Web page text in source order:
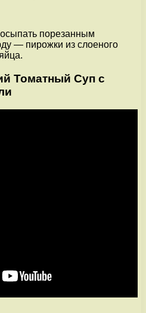
порезанным
— пирожки из слоеного
Томатный Суп с